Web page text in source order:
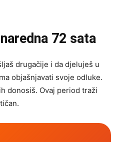
72 sata
drugačije i da djeluješ u
objašnjavati svoje odluke.
donosiš. Ovaj period traži